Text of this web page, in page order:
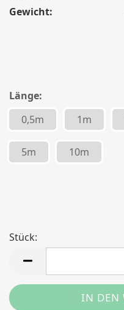
Gewicht:
Länge:
0,5m
1m
5m 10m
Stück: